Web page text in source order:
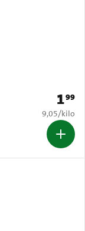
Prijs:
199
€ 9,05 per
9,05/kilo